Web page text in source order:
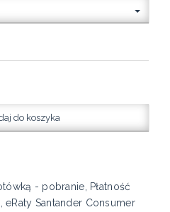
do koszyka
- pobranie, Płatność
eRaty Santander Consumer